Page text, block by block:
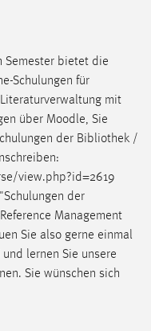
Semester bietet die
Schulungen für
mit
über Moodle, Sie
der Bibliothek /
view.php?id=2619
der
Management
Sie also gerne einmal
lernen Sie unsere
Sie wünschen sich
wird in diesem Cookie
ist.
Sprache der Website.